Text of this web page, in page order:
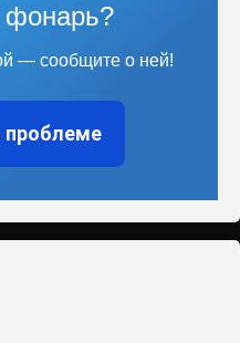
фонарь?
— сообщите о ней!